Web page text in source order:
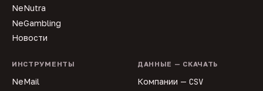
NeNutra
NeGambling
Новости
ИНСТРУМЕНТЫ
NeMail
ДАННЫЕ — СКАЧАТЬ
Компании — CSV